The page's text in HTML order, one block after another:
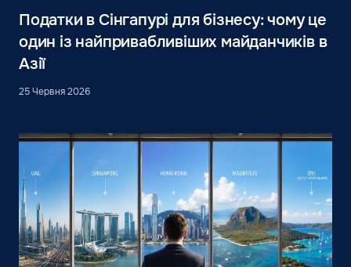
Податки в Сінгапурі для бізнесу: чому це
один із найпривабливіших майданчиків в
Азії
25 Червня 2026